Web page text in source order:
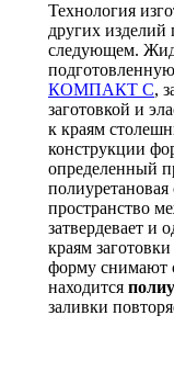
Технология
других изделий
следующем.
КОМПАКТ С,
заготовкой и
к краям
конструкции
определенный
пространство
затвердевает и
краям
форму снимают
находится
заливки